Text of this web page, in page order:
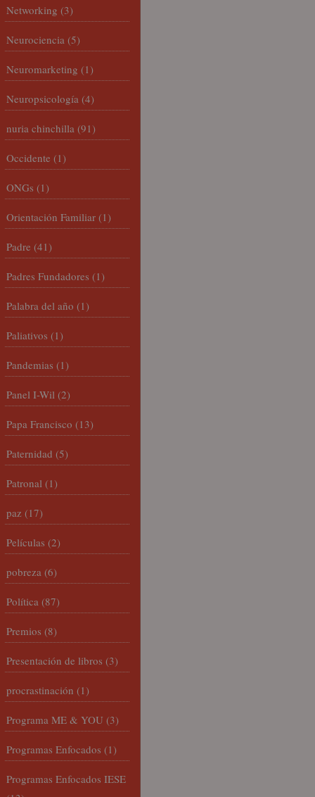
Networking (3)
Neurociencia (5)
Neuromarketing (1)
Neuropsicología (4)
nuria chinchilla (91)
Occidente (1)
ONGs (1)
Orientación Familiar (1)
Padre (41)
Padres Fundadores (1)
Palabra del año (1)
Paliativos (1)
Pandemias (1)
Panel I-Wil (2)
Papa Francisco (13)
Paternidad (5)
Patronal (1)
paz (17)
Películas (2)
pobreza (6)
Política (87)
Premios (8)
Presentación de libros (3)
procrastinación (1)
Programa ME & YOU (3)
Programas Enfocados (1)
Programas Enfocados IESE